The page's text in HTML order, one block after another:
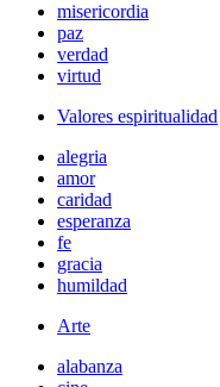
misericordia
paz
verdad
virtud
Valores espiritualidad
alegria
amor
caridad
esperanza
fe
gracia
humildad
Arte
alabanza